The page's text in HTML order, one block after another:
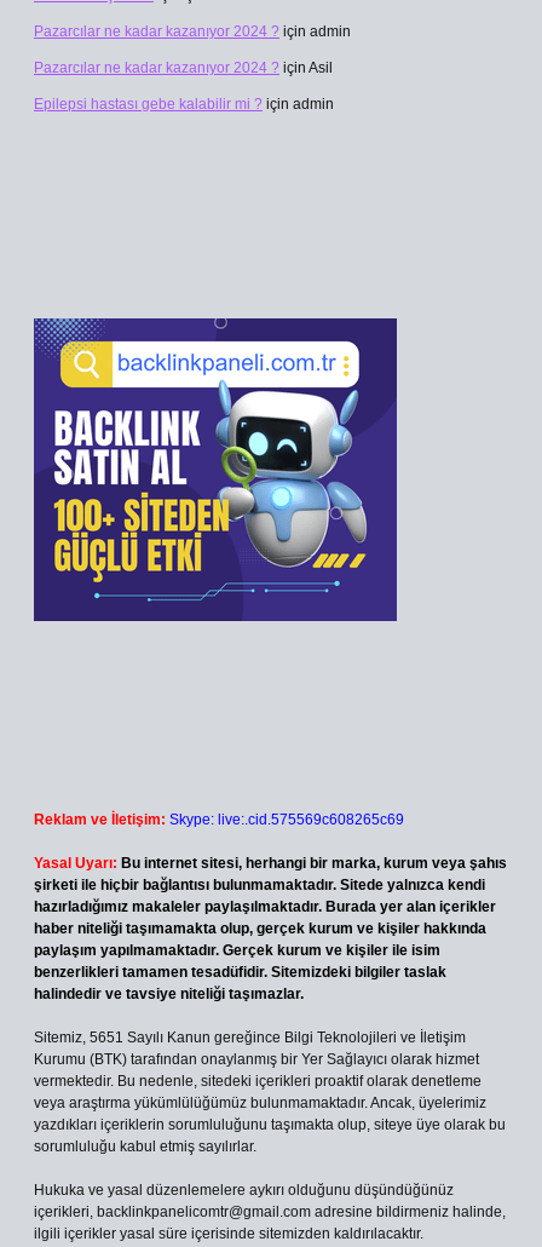
Pazarcılar ne kadar kazanıyor 2024 ? için admin
Pazarcılar ne kadar kazanıyor 2024 ? için Asil
Epilepsi hastası gebe kalabilir mi ? için admin
Reklam ve İletişim: Skype: live:.cid.575569c608265c69
Yasal Uyarı: Bu internet sitesi, herhangi bir marka, kurum veya şahıs
şirketi ile hiçbir bağlantısı bulunmamaktadır. Sitede yalnızca kendi
hazırladığımız makaleler paylaşılmaktadır. Burada yer alan içerikler
haber niteliği taşımamakta olup, gerçek kurum ve kişiler hakkında
paylaşım yapılmamaktadır. Gerçek kurum ve kişiler ile isim
benzerlikleri tamamen tesadüfidir. Sitemizdeki bilgiler taslak
halindedir ve tavsiye niteliği taşımazlar.
Sitemiz, 5651 Sayılı Kanun gereğince Bilgi Teknolojileri ve İletişim
Kurumu (BTK) tarafından onaylanmış bir Yer Sağlayıcı olarak hizmet
vermektedir. Bu nedenle, sitedeki içerikleri proaktif olarak denetleme
veya araştırma yükümlülüğümüz bulunmamaktadır. Ancak, üyelerimiz
yazdıkları içeriklerin sorumluluğunu taşımakta olup, siteye üye olarak bu
sorumluluğu kabul etmiş sayılırlar.
Hukuka ve yasal düzenlemelere aykırı olduğunu düşündüğünüz
içerikleri, backlinkpanelicomtr@gmail.com adresine bildirmeniz halinde,
ilgili içerikler yasal süre içerisinde sitemizden kaldırılacaktır.